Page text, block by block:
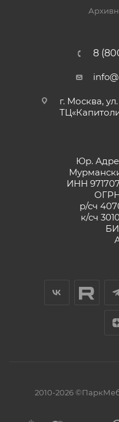
8
г. Москва,
Юр.
ИНН
ОГРН
р/сч
к/сч
2010-2026